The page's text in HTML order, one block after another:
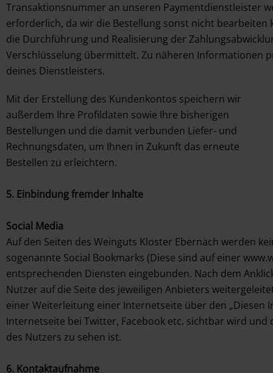
Transaktionsnummer an unseren Paymentdienstleister
erforderlich, da wir die Bestellung sonst nicht
die Durchführung und Realisierung der
Verschlüsselung übermittelt. Zu näheren Informationen
deines Dienstleisters.
Mit der Erstellung des Kundenkontos speichern wir
außerdem Ihre Profildaten sowie Ihre bisherigen
Bestellungen und die damit verbunden Liefer- und
Rechnungsdaten, um Ihnen in Zukunft das erneute
Bestellen zu erleichtern.
5. Einbindung fremder Inhalte
Social Media
Auf den Seiten des Weinguts Kloster Ebernach werden
sogenannte Social Bookmarks (Diese sind auf einer
entsprechenden Diensten eingebunden. Nach dem
Nutzer auf die Seite des jeweiligen Anbieters
einer Weiterleitung einer Internetseite über den „Diesen
Internetseite bei Twitter, Facebook etc. sichtbar wird
des Nutzers zu sehen ist.
6. Kontaktaufnahme